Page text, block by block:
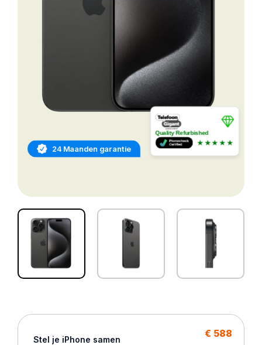
24 Maanden garantie
Quality Refurbished
★★★★★
Stel je iPhone samen
€ 588